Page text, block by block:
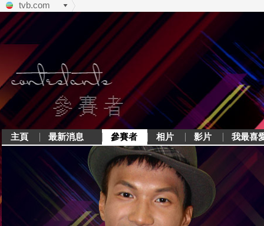
tvb.com
主頁 最新消息 參賽者 相片 影片 我最喜